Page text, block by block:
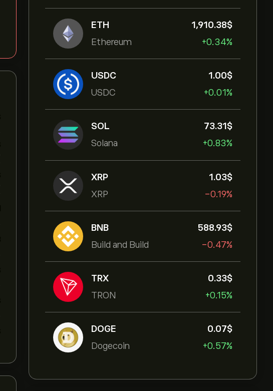
ETH
Ethereum
1,910.38‎$‎
+0.34%
USDC
USDC
1.00‎$‎
+0.01%
SOL
Solana
73.31‎$‎
+0.83%
XRP
XRP
1.03‎$‎
-0.19%
BNB
Build and Build
588.93‎$‎
-0.47%
TRX
TRON
0.33‎$‎
+0.15%
DOGE
Dogecoin
0.07‎$‎
+0.57%